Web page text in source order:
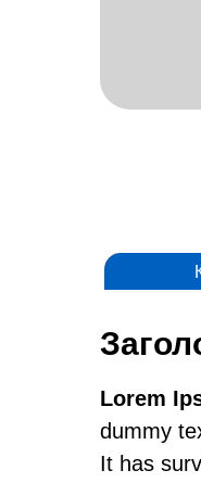
Lorem
dummy
It has